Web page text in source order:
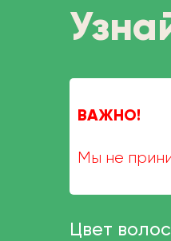
ВАЖНО!
Мы не
Цвет волос